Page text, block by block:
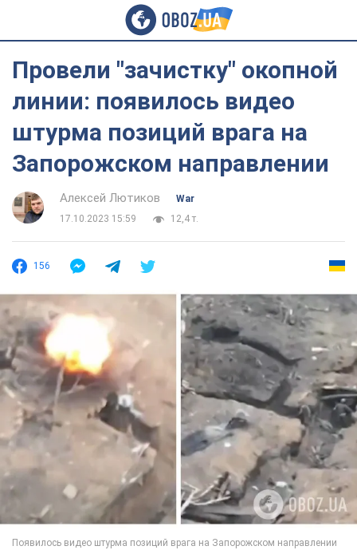
Провели "зачистку" окопной
линии: появилось видео
штурма позиций врага на
Запорожском направлении
Алексей Лютиков
War
17.10.2023 15:59
12,4 т.
156